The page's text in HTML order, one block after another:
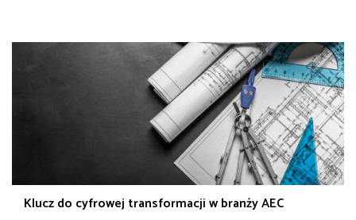
Klucz do cyfrowej transformacji w branży AEC